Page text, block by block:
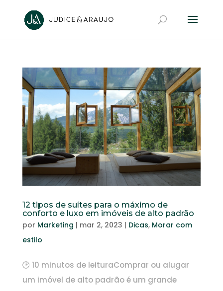
12 tipos de suítes para o máximo de
conforto e luxo em imóveis de alto padrão
por Marketing | mar 2, 2023 | Dicas, Morar com
estilo
🕑 10 minutos de leituraComprar ou alugar
um imóvel de alto padrão é um grande